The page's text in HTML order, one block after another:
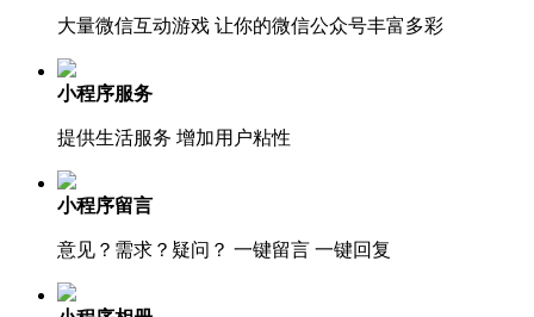
大量微信互动游戏 让你的微信公众号丰富多彩
小程序服务
提供生活服务 增加用户粘性
小程序留言
意见？需求？疑问？ 一键留言 一键回复